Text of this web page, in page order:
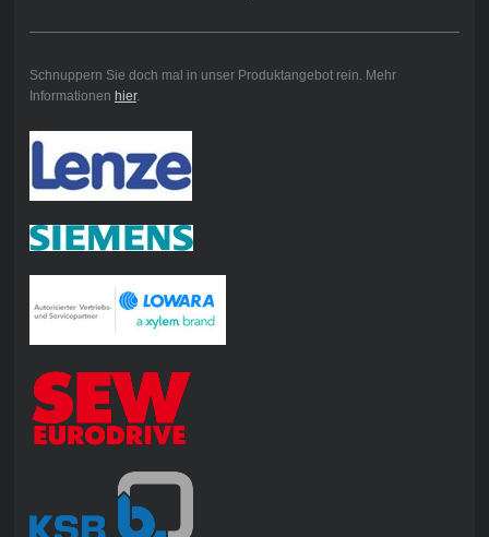
Schnuppern Sie doch mal in unser Produktangebot rein. Mehr
Informationen hier.